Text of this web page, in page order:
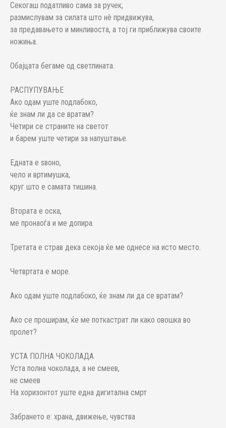
Секогаш податливо сама за ручек,
размислувам за силата што нè придвижува,
за предавањето и минливоста, а тој ги приближува своите
ножиња.
Обајцата бегаме од светлината.
РАСПУПУВАЊЕ
Ако одам уште подлабоко,
ќе знам ли да се вратам?
Четири се страните на светот
и барем уште четири за напуштање.
Едната е ѕвоно,
чело и вртимушка,
круг што е самата тишина.
Втората е оска,
ме пронаоѓа и ме допира.
Третата е страв дека секоја ќе ме однесе на исто место.
Четвртата е море.
Ако одам уште подлабоко, ќе знам ли да се вратам?
Ако се проширам, ќе ме поткастрат ли како овошка во
пролет?
УСТА ПОЛНА ЧОКОЛАДА
Уста полна чоколада, а не смеев,
не смеев
На хоризонтот уште една дигитална смрт
Забрането е: храна, движење, чувства